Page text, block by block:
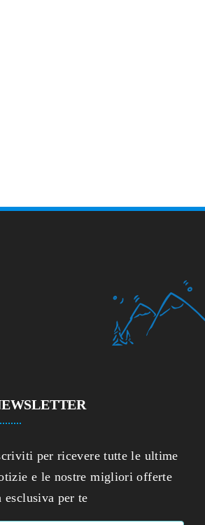
per ricevere tutte le ultime
e le nostre migliori offerte
esclusiva per te